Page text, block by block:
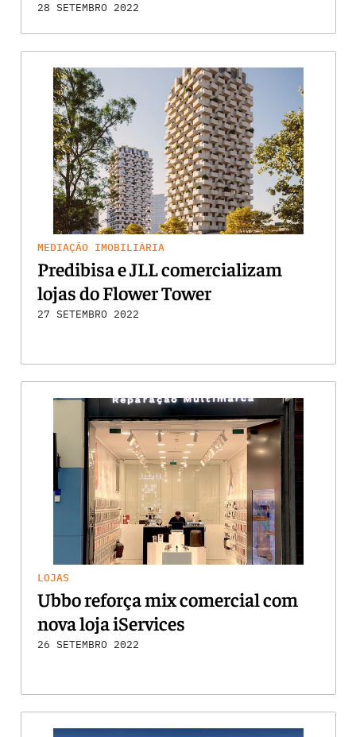
28 SETEMBRO 2022
MEDIAÇÃO IMOBILIÁRIA
Predibisa e JLL comercializam
lojas do Flower Tower
27 SETEMBRO 2022
LOJAS
Ubbo reforça mix comercial com
nova loja iServices
26 SETEMBRO 2022